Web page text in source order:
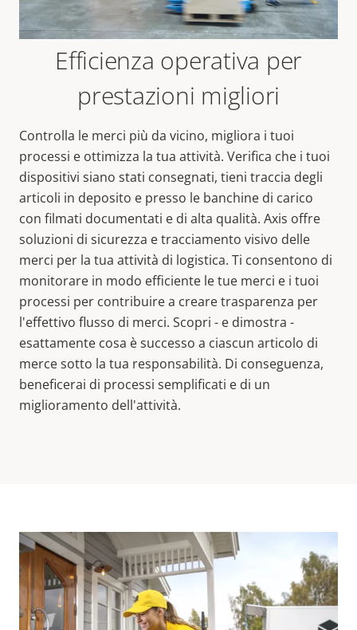
Efficienza operativa per
prestazioni migliori
Controlla le merci più da vicino, migliora i tuoi
processi e ottimizza la tua attività. Verifica che i tuoi
dispositivi siano stati consegnati, tieni traccia degli
articoli in deposito e presso le banchine di carico
con filmati documentati e di alta qualità. Axis offre
soluzioni di sicurezza e tracciamento visivo delle
merci per la tua attività di logistica. Ti consentono di
monitorare in modo efficiente le tue merci e i tuoi
processi per contribuire a creare trasparenza per
l'effettivo flusso di merci. Scopri - e dimostra -
esattamente cosa è successo a ciascun articolo di
merce sotto la tua responsabilità. Di conseguenza,
beneficerai di processi semplificati e di un
miglioramento dell'attività.